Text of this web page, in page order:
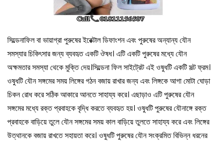
সিল্ডেনাফিল বা ভায়াগ্রা পুরুষের ইরেক্টাল ডিফাংশন এবং পুরুষের অন্যান্য যৌন
সমস্যার চিকিৎসার জন্য ব্যবহৃত একটি ঔষধ। এটি একটি পুরুষের মধ্যে যৌন
অক্ষমতার সমস্যা থেকে মুক্তি দেয়।সিল্ডেনা ফিল সাইট্রেট এই ওষুধটি একটি সল্ট ফ্রম।
ওষুধটি যৌন সঙ্গমের সময় লিঙ্গের গঠন বজায় রাখার জন্য এবং লিঙ্গকে আগা মোটা ঘোড়া
চিকন রোধ করে সঠিক আকারে আনতে সাহায্য করে। এছাড়াও এটি পুরুষের যৌন
সঙ্গমের মধ্যে রক্ত প্রবাহকে বৃদ্ধি করতে ব্যবহৃত হয়। ওষুধটি পুরুষের যৌনাঙ্গে রক্ত
প্রবাহকে বাড়িয়ে তুলে যৌন সঙ্গমের সময় কাল বাড়িয়ে তুলতে সাহায্য করে এবং লিঙ্গের
উত্থানকে বজায় রাখতে সহায়তা করে। ওষুধটি পুরুষের যৌন সংক্রমিত বিভিন্ন ধরনের